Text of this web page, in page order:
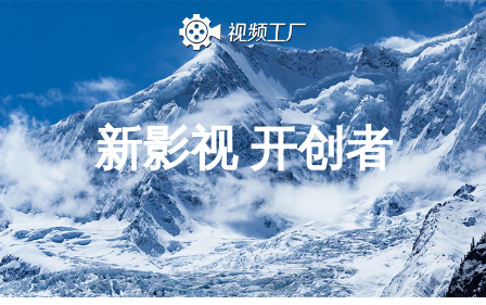
新影视 开创者